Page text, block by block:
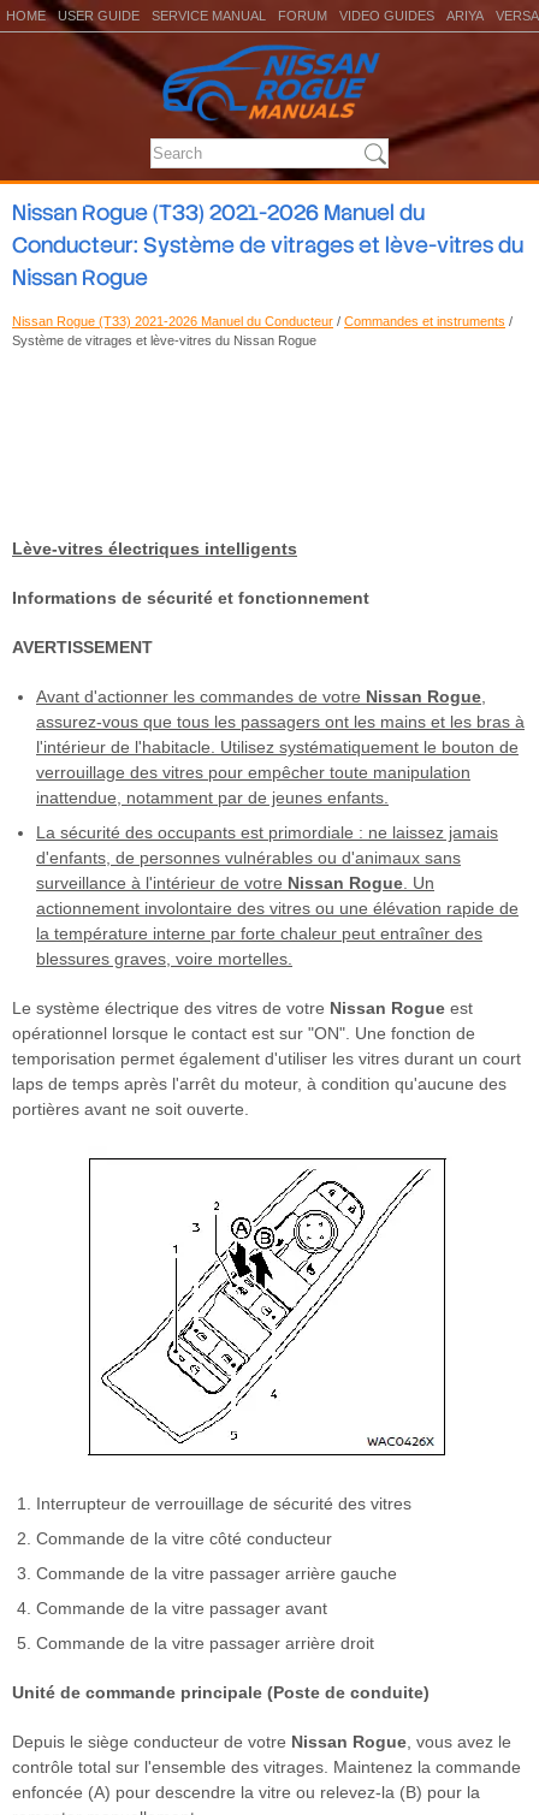
HOME USER GUIDE SERVICE MANUAL FORUM VIDEO GUIDES ARIYA VERSA
Nissan Rogue (T33) 2021-2026 Manuel du
Conducteur: Système de vitrages et lève-vitres du
Nissan Rogue
Nissan Rogue (T33) 2021-2026 Manuel du Conducteur / Commandes et instruments /
Système de vitrages et lève-vitres du Nissan Rogue
Lève-vitres électriques intelligents
Informations de sécurité et fonctionnement
AVERTISSEMENT
Avant d'actionner les commandes de votre Nissan Rogue
assurez-vous que tous les passagers ont les mains et les bras à
l'intérieur de l'habitacle. Utilisez systématiquement le bouton de
verrouillage des vitres pour empêcher toute manipulation
inattendue, notamment par de jeunes enfants.
La sécurité des occupants est primordiale : ne laissez jamais
d'enfants, de personnes vulnérables ou d'animaux sans
surveillance à l'intérieur de votre Nissan Rogue . Un
actionnement involontaire des vitres ou une élévation rapide de
la température interne par forte chaleur peut entraîner des
blessures graves, voire mortelles.
Le système électrique des vitres de votre Nissan Rogue est
opérationnel lorsque le contact est sur "ON". Une fonction de
temporisation permet également d'utiliser les vitres durant un court
laps de temps après l'arrêt du moteur, à condition qu'aucune des
portières avant ne soit ouverte.
Interrupteur de verrouillage de sécurité des vitres
Commande de la vitre côté conducteur
Commande de la vitre passager arrière gauche
Commande de la vitre passager avant
Commande de la vitre passager arrière droit
Unité de commande principale (Poste de conduite)
Depuis le siège conducteur de votre Nissan Rogue , vous avez le
contrôle total sur l'ensemble des vitrages. Maintenez la commande
enfoncée (A) pour descendre la vitre ou relevez-la (B) pour la